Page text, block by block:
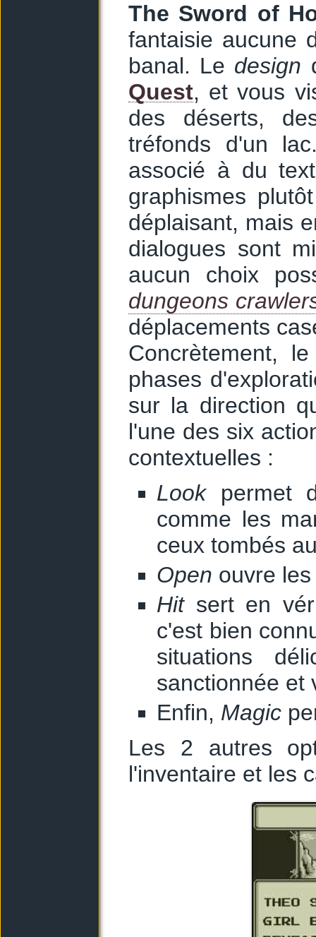
The Sword of
fantaisie aucune
banal. Le design
Quest, et vous
des déserts,
tréfonds d'un
associé à du
graphismes
déplaisant, mais
dialogues sont
aucun choix
dungeons
déplacements
Concrètement,
phases
sur la direction
l'une des six
contextuelles :
Lookpermet
comme les
ceux tombés
Open ouvre
Hitsert en
c'est bien
situations
sanctionnée et
Enfin, Magic
Les 2 autres
l'inventaire et les